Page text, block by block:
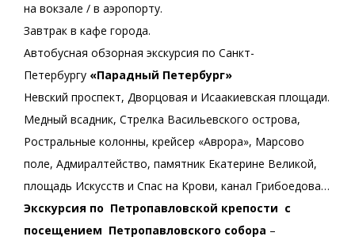
на вокзале / в аэропорту.
Завтрак в кафе города.
Автобусная обзорная экскурсия по Санкт-
Петербургу «Парадный Петербург»
Невский проспект, Дворцовая и Исаакиевская площади.
Медный всадник, Стрелка Васильевского острова,
Ростральные колонны, крейсер «Аврора», Марсово
поле, Адмиралтейство, памятник Екатерине Великой,
площадь Искусств и Спас на Крови, канал Грибоедова…
Экскурсия по Петропавловской крепости с
посещением Петропавловского собора –